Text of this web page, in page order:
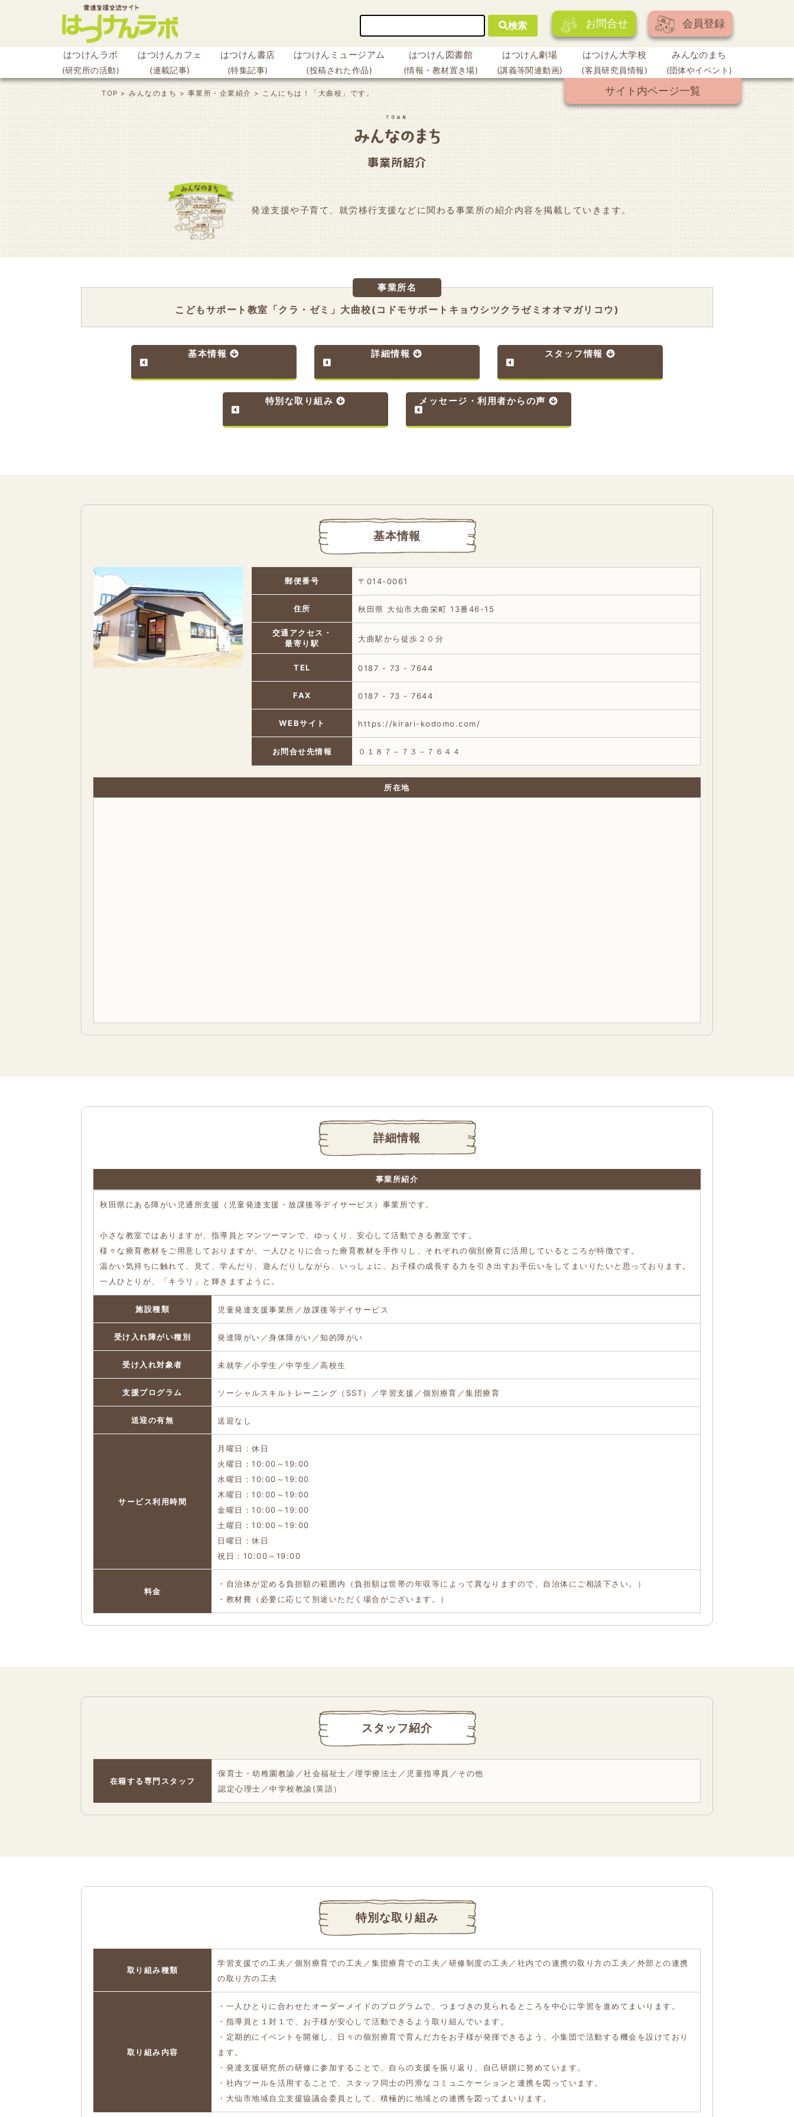
検索 お問合せ 会員登録
はつけんラボ
(研究所の活動)
はつけんカフェ
(連載記事)
はつけん書店
(特集記事)
はつけんミュージアム
(投稿された作品)
はつけん図書館
(情報・教材置き場)
はつけん劇場
(講義等関連動画)
はつけん大学校
(客員研究員情報)
みんなのまち
(団体やイベント)
サイト内ページ一覧
TOP > みんなのまち > 事業所・企業紹介 > こんにちは！「大曲校」です。
事業所紹介
発達支援や子育て、就労移行支援などに関わる事業所の紹介内容を掲載していきます。
事業所名
こどもサポート教室「クラ・ゼミ」大曲校(コドモサポートキョウシツクラゼミオオマガリコウ)
基本情報 詳細情報 スタッフ情報
特別な取り組み メッセージ・利用者からの声
基本情報
郵便番号 〒014-0061
住所 秋田県 大仙市大曲栄町 13番46-15
交通アクセス・
最寄り駅
大曲駅から徒歩２０分
TEL 0187 - 73 - 7644
FAX 0187 - 73 - 7644
WEBサイト https://kirari-kodomo.com/
お問合せ先情報 ０１８７－７３－７６４４
所在地
詳細情報
事業所紹介
秋田県にある障がい児通所支援（児童発達支援・放課後等デイサービス）事業所です。
小さな教室ではありますが、指導員とマンツーマンで、ゆっくり、安心して活動できる教室です。
様々な療育教材をご用意しておりますが、一人ひとりに合った療育教材を手作りし、それぞれの個別療育に活用しているところが特徴です。
温かい気持ちに触れて、見て、学んだり、遊んだりしながら、いっしょに、お子様の成長する力を引き出すお手伝いをしてまいりたいと思っております。
一人ひとりが、「キラリ」と輝きますように。
施設種類 児童発達支援事業所／放課後等デイサービス
受け入れ障がい種別 発達障がい／身体障がい／知的障がい
受け入れ対象者 未就学／小学生／中学生／高校生
支援プログラム ソーシャルスキルトレーニング（SST）／学習支援／個別療育／集団療育
送迎の有無 送迎なし
サービス利用時間
月曜日：休日
火曜日：10:00～19:00
水曜日：10:00～19:00
木曜日：10:00～19:00
金曜日：10:00～19:00
土曜日：10:00～19:00
日曜日：休日
祝日：10:00～19:00
料金
・自治体が定める負担額の範囲内（負担額は世帯の年収等によって異なりますので、自治体にご相談下さい。）
・教材費（必要に応じて別途いただく場合がございます。）
スタッフ紹介
在籍する専門スタッフ
保育士・幼稚園教諭／社会福祉士／理学療法士／児童指導員／その他
認定心理士／中学校教諭(英語）
特別な取り組み
取り組み種類
学習支援での工夫／個別療育での工夫／集団療育での工夫／研修制度の工夫／社内での連携の取り方の工夫／外部との連携
の取り方の工夫
取り組み内容
・一人ひとりに合わせたオーダーメイドのプログラムで、つまづきの見られるところを中心に学習を進めてまいります。
・指導員と１対１で、お子様が安心して活動できるよう取り組んでいます。
・定期的にイベントを開催し、日々の個別療育で育んだ力をお子様が発揮できるよう、小集団で活動する機会を設けており
ます。
・発達支援研究所の研修に参加することで、自らの支援を振り返り、自己研鑚に努めています。
・社内ツールを活用することで、スタッフ同士の円滑なコミュニケーションと連携を図っています。
・大仙市地域自立支援協議会委員として、積極的に地域との連携を図ってまいります。